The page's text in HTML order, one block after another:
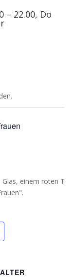
– 22.00, Do